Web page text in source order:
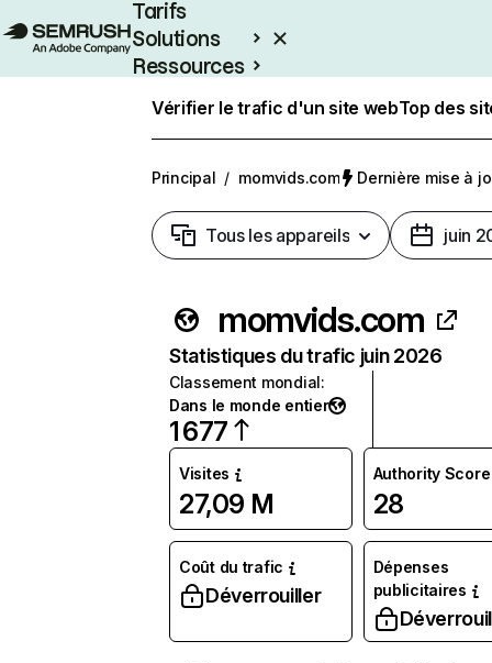
Tarifs
Solutions
Ressources
Vérifier le trafic d'un site webTop des
Principal / momvids.com Dernière mise à
Tous les appareils juin
momvids.com
Statistiques du trafic juin 2026
Classement mondial:
Dans le monde entier
1 677
Visites
27,09 M
Authority Score
28
Coût du trafic
Déverrouiller
Dépenses
publicitaires